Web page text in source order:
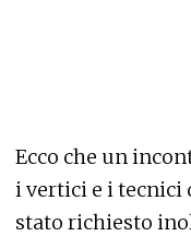
Ecco che un
i vertici e i tecnici
stato richiesto